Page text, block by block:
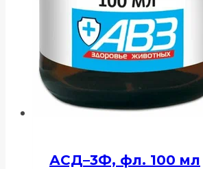
АСД–3Ф, фл. 100 мл